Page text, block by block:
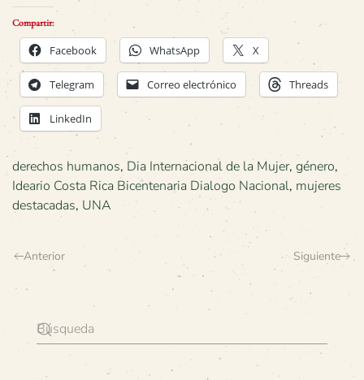
Compartir:
Facebook WhatsApp X
Telegram Correo electrónico Threads
LinkedIn
derechos humanos, Dia Internacional de la Mujer, género,
Ideario Costa Rica Bicentenaria Dialogo Nacional, mujeres
destacadas, UNA
Anterior Siguiente